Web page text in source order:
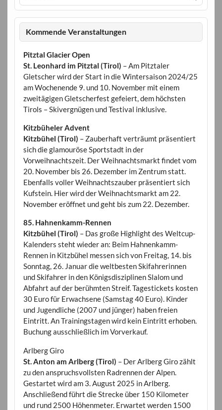
Kommende Veranstaltungen
Pitztal Glacier Open
St. Leonhard im Pitztal (Tirol) – Am Pitztaler
Gletscher wird der Start in die Wintersaison 2024/25
am Wochenende 9. und 10. November mit einem
zweitägigen Gletscherfest gefeiert, dem höchsten
Tirols – Skivergnügen und Testival inklusive.
Kitzbüheler Advent
Kitzbühel (Tirol) – Zauberhaft verträumt präsentiert
sich die glamouröse Sportstadt in der
Vorweihnachtszeit. Der Weihnachtsmarkt findet vom
20. November bis 26. Dezember im Zentrum statt.
Ebenfalls voller Weihnachtszauber präsentiert sich
Kufstein. Hier wird der Weihnachtsmarkt am 22.
November eröffnet und geht bis zum 22. Dezember.
85. Hahnenkamm-Rennen
Kitzbühel (Tirol) – Das große Highlight des Weltcup-
Kalenders steht wieder an: Beim Hahnenkamm-
Rennen in Kitzbühel messen sich von Freitag, 14. bis
Sonntag, 26. Januar die weltbesten Skifahrerinnen
und Skifahrer in den Königsdisziplinen Slalom und
Abfahrt auf der berühmten Streif. Tagestickets kosten
30 Euro für Erwachsene (Samstag 40 Euro). Kinder
und Jugendliche (2007 und jünger) haben freien
Eintritt. An Trainingstagen wird kein Eintritt erhoben.
Buchung ausschließlich im Vorverkauf.
Arlberg Giro
St. Anton am Arlberg (Tirol) – Der Arlberg Giro zählt
zu den anspruchsvollsten Radrennen der Alpen.
Gestartet wird am 3. August 2025 in Arlberg.
Anschließend führt die Strecke über 150 Kilometer
und rund 2500 Höhenmeter. Erwartet werden 1500